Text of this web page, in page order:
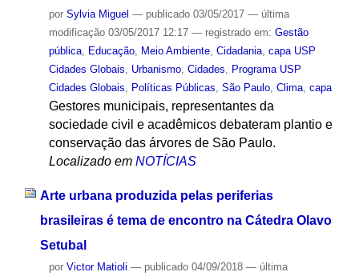
por Sylvia Miguel — publicado03/05/2017 — última
modificação03/05/2017 12:17 — registrado em: Gestão
pública, Educação, Meio Ambiente, Cidadania, capa USP
Cidades Globais
Urbanismo, Cidades
Programa USP
Cidades Globais
Políticas Públicas São Paulo, Clima, capa
Gestores municipais, representantes da
sociedade civil e acadêmicos debateram plantio e
conservação das árvores de São Paulo.
Localizado em NOTÍCIAS
Arte urbana produzida pelas periferias
brasileiras é tema de encontro na Cátedra Olavo
Setubal
por Victor Matioli — publicado04/09/2018 — última